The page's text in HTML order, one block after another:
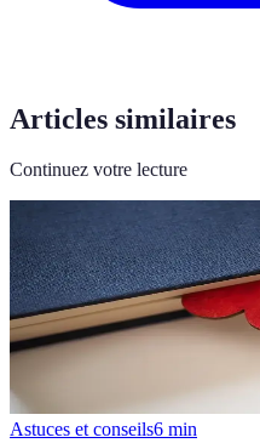
Articles similaires
Continuez votre lecture
Astuces et conseils6 min